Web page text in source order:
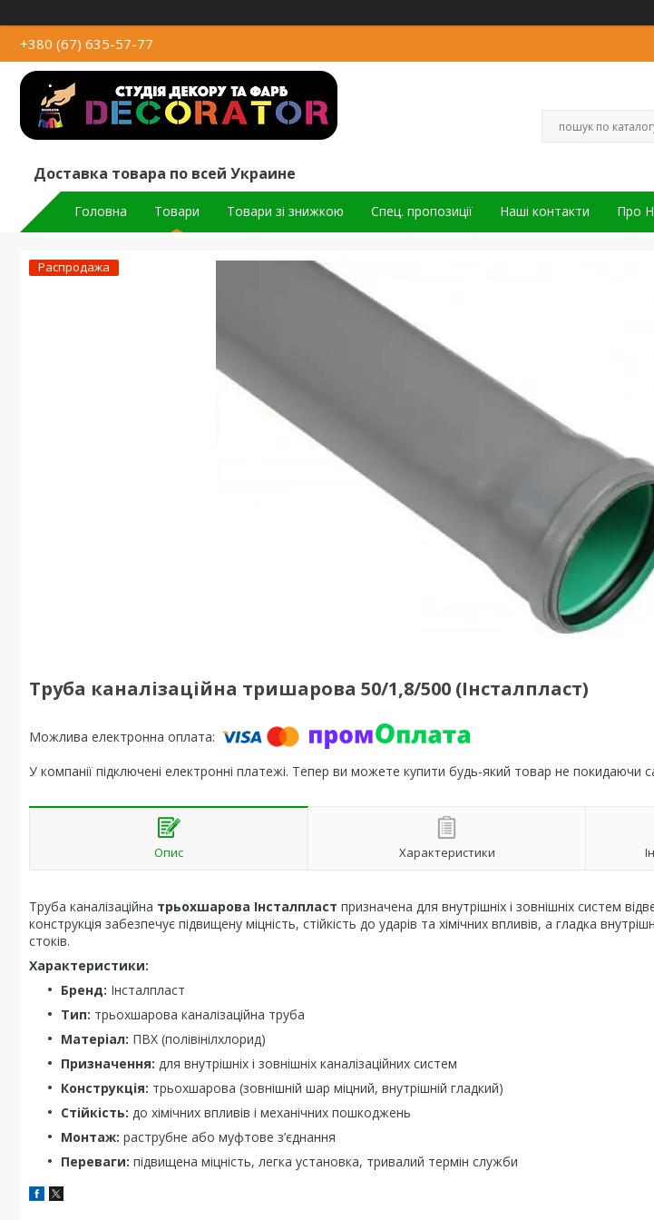
+380 (67) 635-57-77
Доставка товара по всей Украине
Головна Товари Товари зі знижкою Спец. пропозиції Наші контакти Про
Распродажа
Труба каналізаційна тришарова 50/1,8/500 (Інсталпласт)
У компанії підключені електронні платежі. Тепер ви можете купити будь-який товар не покидаючи
Опис Характеристики
Труба каналізаційна трьохшарова Інсталпласт призначена для внутрішніх і зовнішніх систем
конструкція забезпечує підвищену міцність, стійкість до ударів та хімічних впливів, а гладка
стоків.
Характеристики:
Бренд: Інсталпласт
Тип: трьохшарова каналізаційна труба
Матеріал: ПВХ (полівінілхлорид)
Призначення: для внутрішніх і зовнішніх каналізаційних систем
Конструкція: трьохшарова (зовнішній шар міцний, внутрішній гладкий)
Стійкість: до хімічних впливів і механічних пошкоджень
Монтаж: раструбне або муфтове з’єднання
Переваги: підвищена міцність, легка установка, тривалий термін служби